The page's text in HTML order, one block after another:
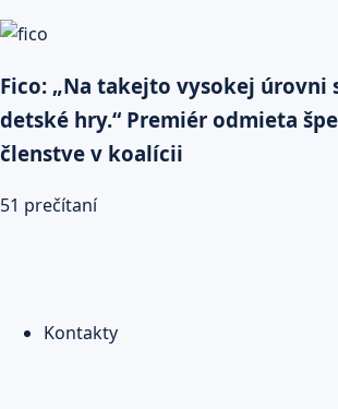
Fico: „Na takejto vysokej úrovni
detské hry.“ Premiér odmieta
členstve v koalícii
51 prečítaní
Kontakty